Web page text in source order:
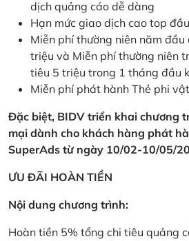
dịch quảng cáo dễ dàng
Hạn mức giao dịch cao top
Miễn phí thường niên năm
triệu và Miễn phí thường niên
tiêu 5 triệu trong 1 tháng đầu
Miễn phí phát hành Thẻ phi
Đặc biệt, BIDV triển khai chương
mại dành cho khách hàng phát
SuperAds từ ngày 10/02-10/05/
ƯU ĐÃI HOÀN TIỀN
Nội dung chương trình:
Hoàn tiền 5% tổng chi tiêu quảng